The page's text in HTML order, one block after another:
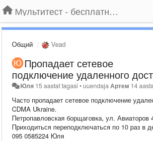
Мультитест - бесплатный подбор провайдера по адресу
Общий Vead
Пропадает сетевое
подключение удаленного
Юля 15 aastat tagasi •uuendajaАртем 14
Часто пропадает сетевое подключение
CDMA Ukraine.
Петропавловская борщаговка, ул. Авиаторов
Приходиться переподключаться по 10 раз в
095 0585224 Юля